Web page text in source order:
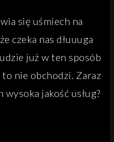
się uśmiech na
czeka nas dłuuuga
już w ten sposób
nie obchodzi. Zaraz
jakość usług?